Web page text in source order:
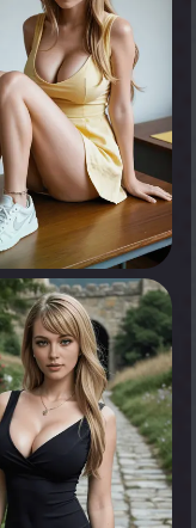
pour voir